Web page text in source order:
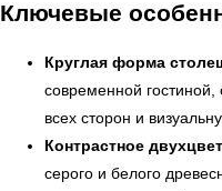
Ключевые
Круглая форма
современной
всех сторон и
Контрастное
серого и белого